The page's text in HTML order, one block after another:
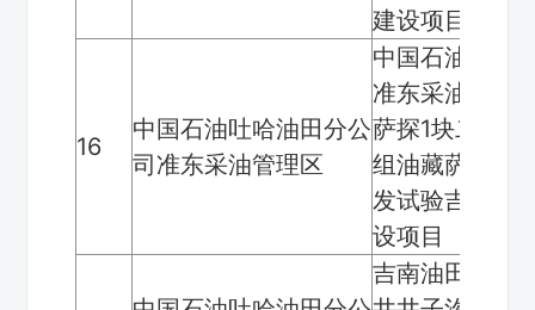
建设项目
16
中国石油吐哈油田分公
司准东采油管理区
中国石油吐哈
准东采油管理
萨探1块二叠系
组油藏萨105
发试验吉康脱
设项目
吉南油田萨探1